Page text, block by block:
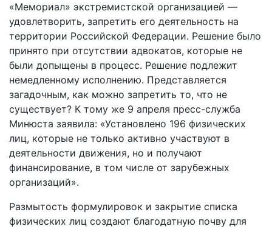
«Мемориал» экстремистской организацией —
удовлетворить, запретить его деятельность на
территории Российской Федерации. Решение было
принято при отсутствии адвокатов, которые не
были допыщены в процесс. Решение подлежит
немедленному исполнению. Представляется
загадочным, как можно запретить то, что не
существует? К тому же 9 апреля пресс-служба
Минюста заявила: «Установлено 196 физических
лиц, которые не только активно участвуют в
деятельности движения, но и получают
финансирование, в том числе от зарубежных
организаций».
Размытость формулировок и закрытие списка
физических лиц создают благодатную почву для